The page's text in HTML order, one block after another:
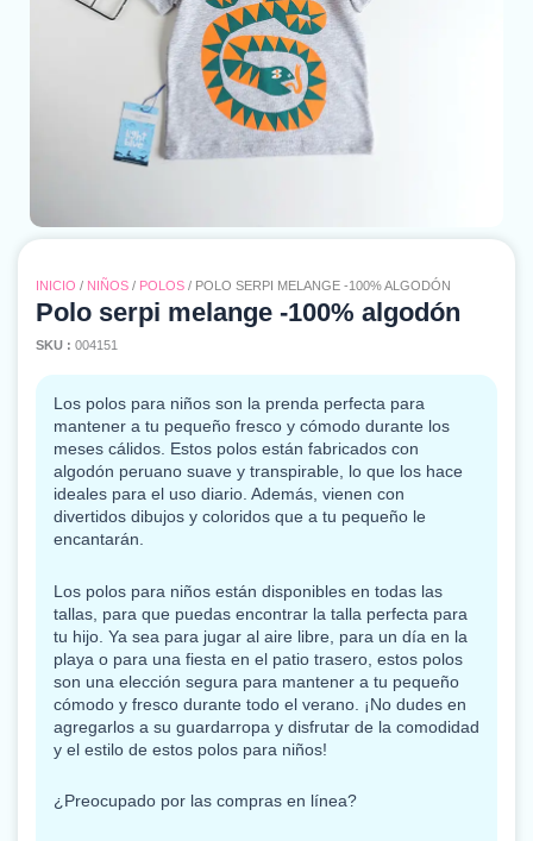
INICIO / NIÑOS / POLOS / POLO SERPI MELANGE -100% ALGODÓN
Polo serpi melange -100% algodón
SKU : 004151
Los polos para niños son la prenda perfecta para
mantener a tu pequeño fresco y cómodo durante los
meses cálidos. Estos polos están fabricados con
algodón peruano suave y transpirable, lo que los hace
ideales para el uso diario. Además, vienen con
divertidos dibujos y coloridos que a tu pequeño le
encantarán.
Los polos para niños están disponibles en todas las
tallas, para que puedas encontrar la talla perfecta para
tu hijo. Ya sea para jugar al aire libre, para un día en la
playa o para una fiesta en el patio trasero, estos polos
son una elección segura para mantener a tu pequeño
cómodo y fresco durante todo el verano. ¡No dudes en
agregarlos a su guardarropa y disfrutar de la comodidad
y el estilo de estos polos para niños!
¿Preocupado por las compras en línea?